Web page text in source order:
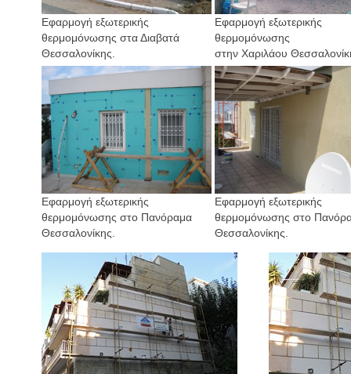
Εφαρμογή εξωτερικής
θερμομόνωσης στα Διαβατά
Θεσσαλονίκης.
Εφαρμογή εξωτερικής
θερμομόνωσης
στην Χαριλάου
Εφαρμογή εξωτερικής
θερμομόνωσης στο Πανόραμα
Θεσσαλονίκης.
Εφαρμογή εξωτερικής
θερμομόνωσης στο
Θεσσαλονίκης.